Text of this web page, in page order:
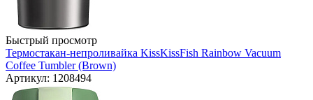
Быстрый просмотр
Термостакан-непроливайка KissKissFish Rainbow Vacuum
Coffee Tumbler (Brown)
Артикул: 1208494